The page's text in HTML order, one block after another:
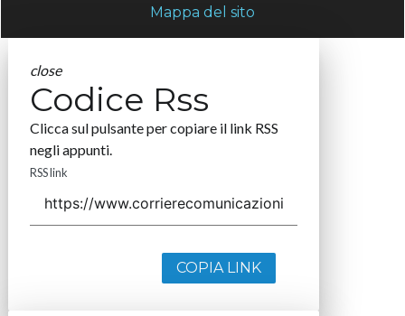
Mappa del sito
close
Codice Rss
Clicca sul pulsante per copiare il link RSS
negli appunti.
RSS link
COPIA LINK